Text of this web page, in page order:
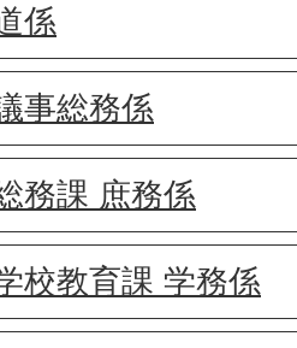
係
事総務係
務課 庶務係
校教育課 学務係